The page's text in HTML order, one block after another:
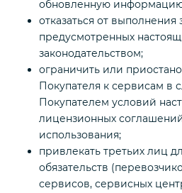
обновленную информацию
отказаться от выполнения
предусмотренных
законодательством;
ограничить или
Покупателя к сервисам в
Покупателем условий
лицензионных
использования;
привлекать третьих лиц
обязательств
сервисов, сервисных